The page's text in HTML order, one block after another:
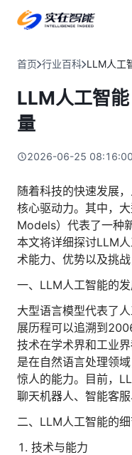
人人都会用的智能体
智能文档审阅平台
实在 RPA 机器人
可靠的机器人终端
实在 RPA 控制器
强大的智能中枢
全面支持国产信创生态
实在取数宝
一键提数整合，洞察更高效
通信运营商
零售电商
能源及制造业
医药行业
更多行业客户
金融
运营商
店铺运营 | 私域运营 |
统计税务 | 行政审批 |
烟草
资质审核 | 合同审核 |
制造业
订单生成 | 库存管控 |
司法
智能辅办 | 要素提取 |
人才数字化
人才培养 | 智能教具 |
财务
智能票据 | 自动报税 |
资源与支持
实在学院
智能体市场
客户支持
关于实在
媒体报道
视频动态
加入我们
首页 行业百科 LLM人工
LLM人工智
量
2026-06-25 08:16:00
随着科技的快速发展
核心驱动力。其中，
Models）代表了一种
本文将详细探讨LLM
术能力、优势以及挑
一、LLM人工智能的
大型语言模型代表了
展历程可以追溯到
技术在学术界和工业
是在自然语言处理领
惊人的能力。目前，
聊天机器人、智能客
二、LLM人工智能的
技术与能力